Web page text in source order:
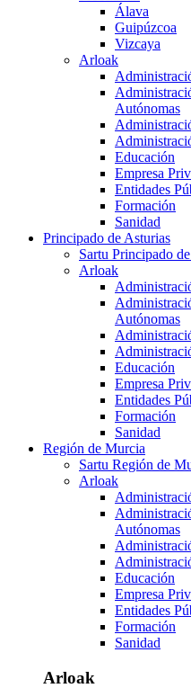
Álava
Guipúzcoa
Vizcaya
Arloak
Autónomas
Educación
Empresa
Entidades
Formación
Sanidad
Principado de Asturias
Sartu Principado
Arloak
Autónomas
Educación
Empresa
Entidades
Formación
Sanidad
Región de Murcia
Sartu Región de
Arloak
Autónomas
Educación
Empresa
Entidades
Formación
Sanidad
Arloak